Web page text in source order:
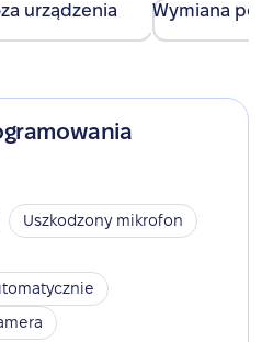
urządzenia Wymiana
Uszkodzony mikrofon